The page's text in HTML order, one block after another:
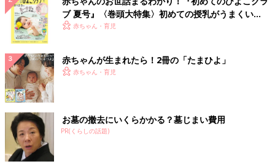
ブ 夏号』〈巻頭大特集〉初めての授乳がうまくい
く！ おっぱい・ミルクの基本と夏のトラブル 解決テ
赤ちゃん・育児
赤ちゃんが生まれたら！2冊の「たまひよ」
赤ちゃん・育児
お墓の撤去にいくらかかる？墓じまい費用
PR(くらしの話題)